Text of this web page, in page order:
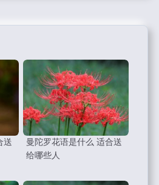
送
曼陀罗花语是什么 适合送
给哪些人